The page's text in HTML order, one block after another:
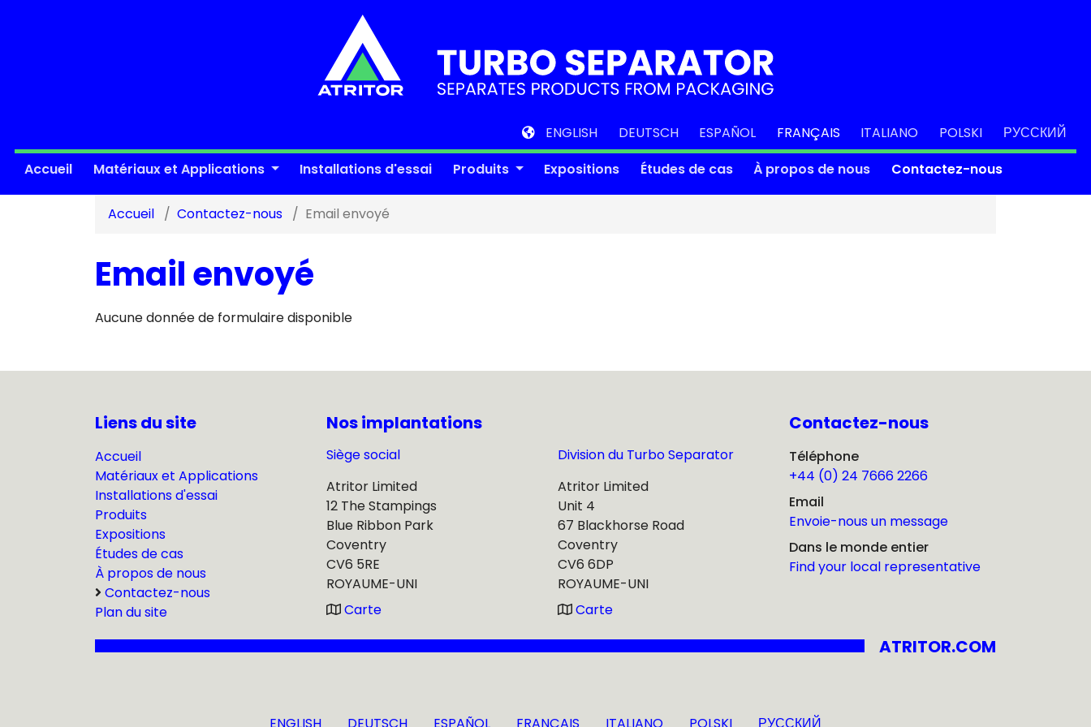
Accueil Matériaux et Applications Installations d'essai Produits Expositions Études de cas À propos de nous Contactez-nous
ENGLISH DEUTSCH ESPAÑOL FRANÇAIS ITALIANO POLSKI РУССКИЙ
Accueil Contactez-nous Email envoyé
Email envoyé
Aucune donnée de formulaire disponible
Liens du site
Accueil
Matériaux et Applications
Installations d'essai
Produits
Expositions
Études de cas
À propos de nous
Contactez-nous
Plan du site
Nos implantations
Siège social
Atritor Limited
12 The Stampings
Blue Ribbon Park
Coventry
CV6 5RE
ROYAUME-UNI
Carte
Division du Turbo Separator
Atritor Limited
Unit 4
67 Blackhorse Road
Coventry
CV6 6DP
ROYAUME-UNI
Carte
Contactez-nous
Téléphone
+44 (0) 24 7666 2266
Email
Envoie-nous un message
Dans le monde entier
Find your local representative
ATRITOR.COM